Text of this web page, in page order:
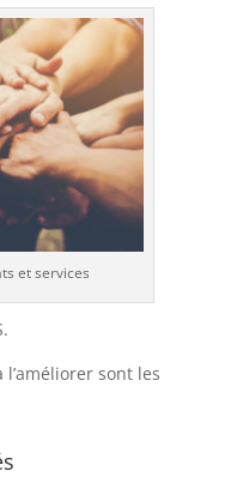
et services
sont les